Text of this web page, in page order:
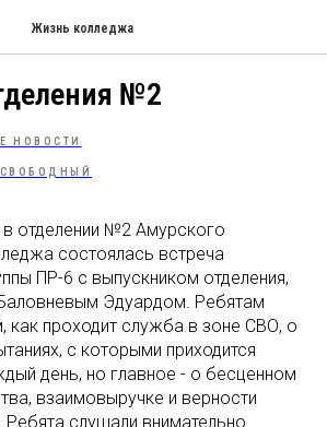
Жизнь колледжа
№2
НОВОСТИ
отделении №2 Амурского
состоялась встреча
ПР-6 с выпускником отделения,
Эдуардом. Ребятам
как проходит служба в зоне СВО, о
с которыми приходится
день, но главное - о бесценном
взаимовыручке и верности
Ребята слушали внимательно